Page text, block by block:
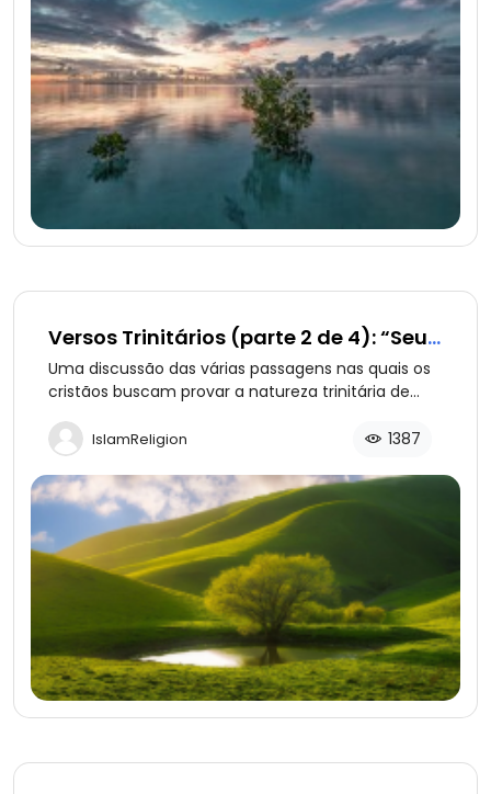
Versos Trinitários (parte 2 de 4): “Seu
Nome Será Emanuel”
Uma discussão das várias passagens nas quais os
cristãos buscam provar a natureza trinitária de
que Jesus é Deus?
IslamReligion 1387